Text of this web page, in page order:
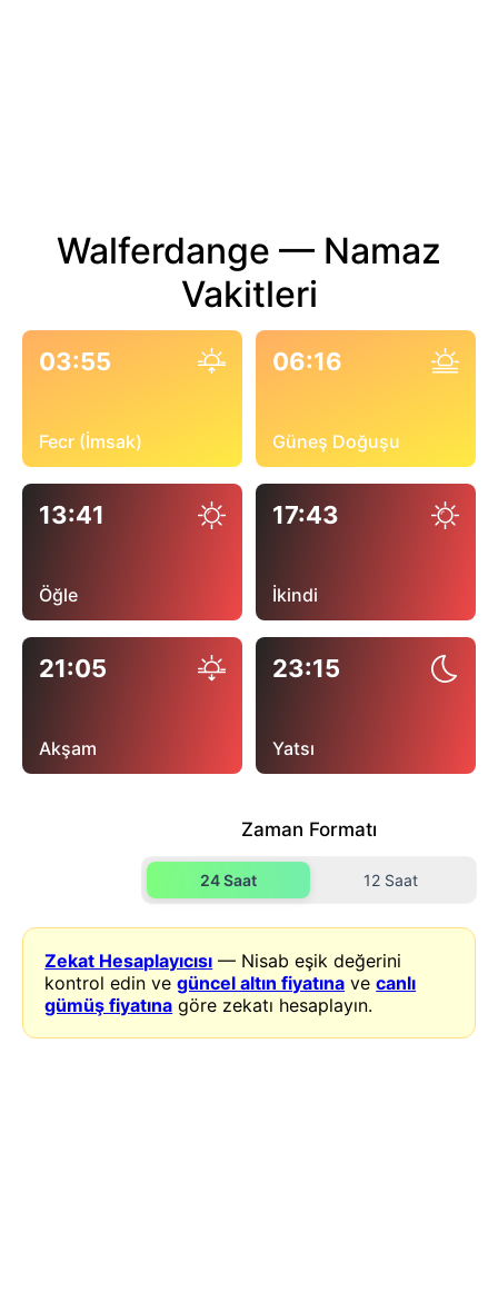
Walferdange — Namaz
Vakitleri
03:55
Fecr (İmsak)
06:16
Güneş Doğuşu
13:41
Öğle
17:43
İkindi
21:05
Akşam
23:15
Yatsı
Zaman Formatı
24 Saat 12 Saat
Zekat Hesaplayıcısı — Nisab eşik değerini
kontrol edin vegüncel altın fiyatına vecanlı
gümüş fiyatına göre zekatı hesaplayın.